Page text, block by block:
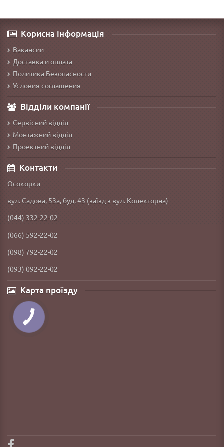
Корисна інформація
Вакансии
Доставка и оплата
Политика Безопасности
Условия соглашения
Відділи компанії
Сервісний відділ
Монтажний відділ
Проектний відділ
Контакти
Осокорки
вул. Садова, 53а, буд. 43 (заїзд з вул. Колекторна)
(044) 332-22-02
(066) 592-22-02
(098) 792-22-02
(093) 092-22-02
Карта проїзду